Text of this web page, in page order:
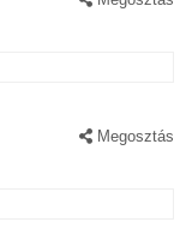
Megosztás